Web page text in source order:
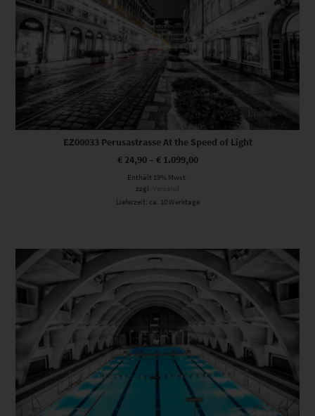
EZ00033 Perusastrasse At the Speed of Light
€24,90– €1.099,00
Enthält 19% Mwst.
zzgl. Versand
Lieferzeit: ca. 10 Werktage
Dieses Produkt weist mehrere Varianten auf. Die Optionen können auf der Produktseite gewählt werden